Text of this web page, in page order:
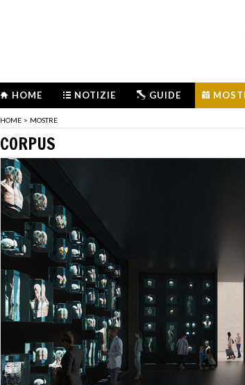
HOME NOTIZIE GUIDE
HOME > MOSTRE
CORPUS